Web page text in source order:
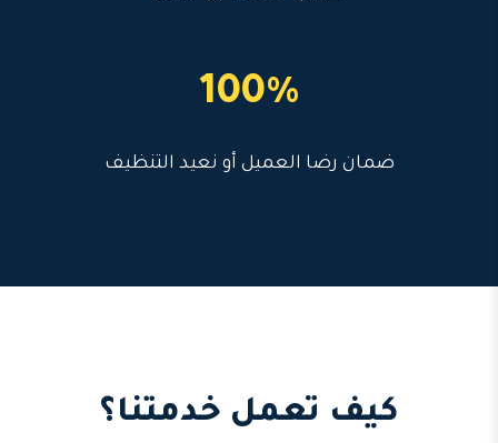
100%
ضمان رضا العميل أو نعيد التنظيف
كيف تعمل خدمتنا؟